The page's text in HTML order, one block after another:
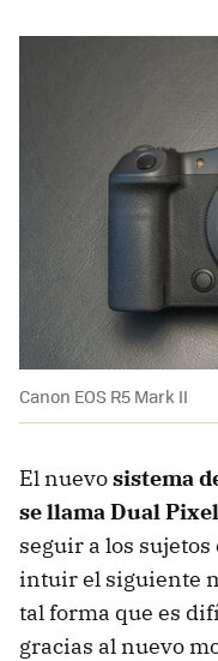
Canon EOS R5 Mark II
El nuevosistema
se llama Dual
seguir a los
intuir el siguiente
tal forma que es
gracias al nuevo